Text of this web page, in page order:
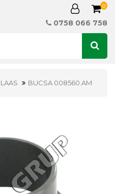
0
0758 066 758
BUCSA 008560.AM